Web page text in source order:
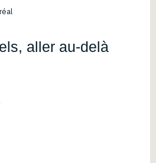
aller au-delà